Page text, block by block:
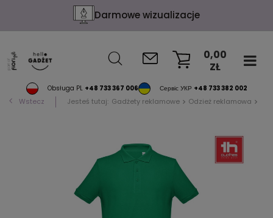
Darmowe wizualizacje
Obsługa PL +48 733 367 006 Сервіс УКР +48 733 382 002
0,00
ZŁ
Wstecz Jesteś tutaj: Gadżety reklamowe Odzież reklamowa